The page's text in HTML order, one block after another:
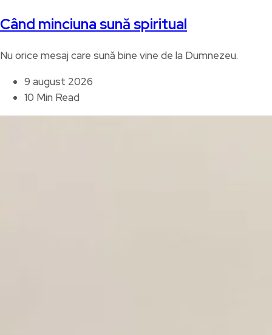
Când minciuna sună spiritual
Nu orice mesaj care sună bine vine de la Dumnezeu.
9 august 2026
10 Min Read